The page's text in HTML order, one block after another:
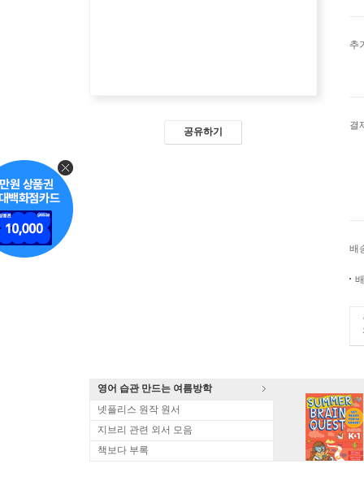
공유하기
추
결
배
영어 습관 만드는 여름방학
넷플리스 원작 원서
지브리 관련 외서 모음
책보다 부록